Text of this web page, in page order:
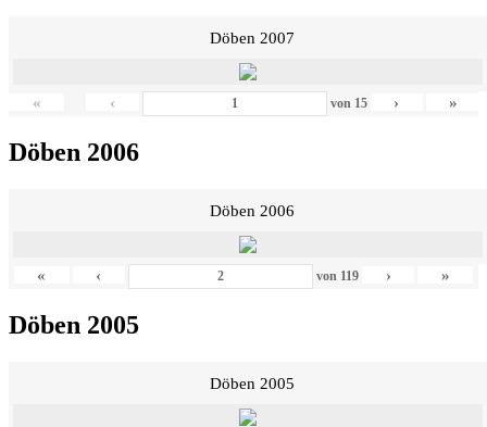
Döben 2007
« ‹ von 15 › »
Döben 2006
Döben 2006
« ‹ von 119 › »
Döben 2005
Döben 2005